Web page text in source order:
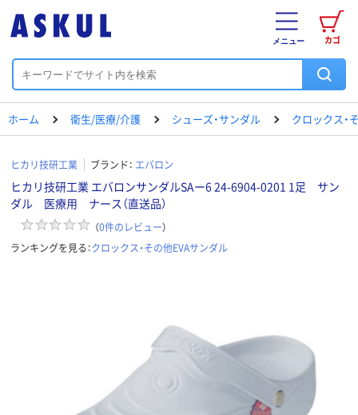
カゴ
メニュー
ホーム 衛生/医療/介護 シューズ・サンダル クロックス・
ヒカリ技研工業 ブランド： エバロン
ヒカリ技研工業 エバロンサンダルSAー6 24-6904-0201 1足 サン
ダル 医療用 ナース（直送品）
（0件のレビュー）
ランキングを見る：クロックス・その他EVAサンダル